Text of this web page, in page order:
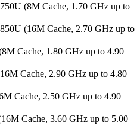
(8M Cache, 1.70 GHz up to
(16M Cache, 2.70 GHz up to
Cache, 1.80 GHz up to 4.90
Cache, 2.90 GHz up to 4.80
Cache, 2.50 GHz up to 4.90
Cache, 3.60 GHz up to 5.00